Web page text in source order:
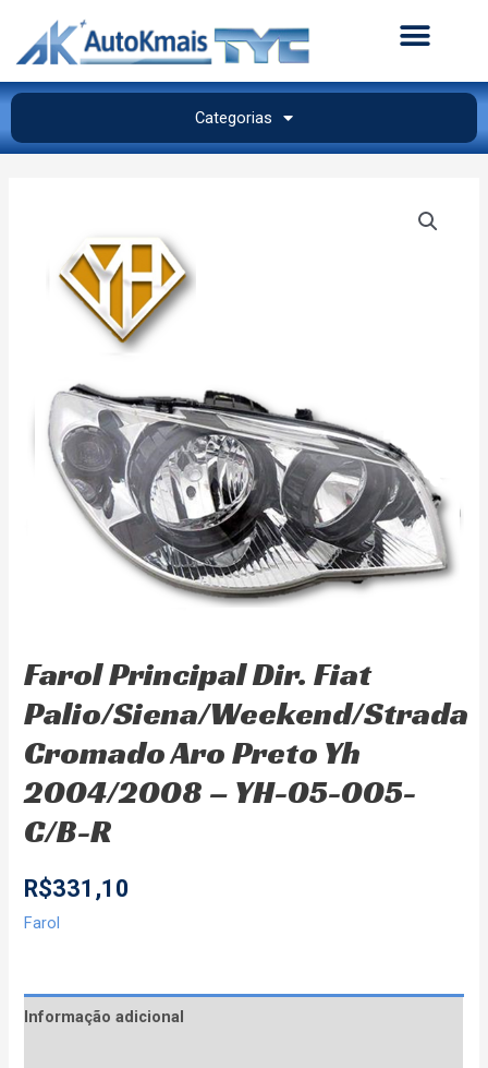
Categorias
Farol Principal Dir. Fiat
Palio/Siena/Weekend/Strada
Cromado Aro Preto Yh
2004/2008 – YH-05-005-
C/B-R
R$331,10
Farol
Informação adicional